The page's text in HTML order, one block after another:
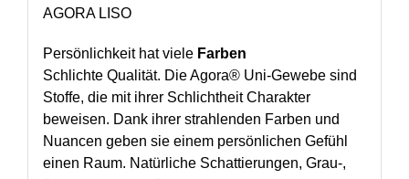
AGORA LISO
Persönlichkeit hat viele Farben
Schlichte Qualität. Die Agora® Uni-Gewebe sind
Stoffe, die mit ihrer Schlichtheit Charakter
beweisen. Dank ihrer strahlenden Farben und
Nuancen geben sie einem persönlichen Gefühl
einen Raum. Natürliche Schattierungen, Grau-,